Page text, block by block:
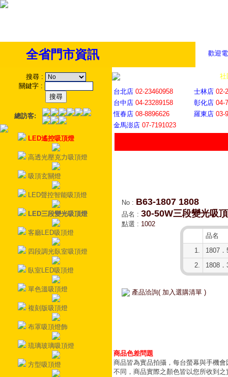
歡迎
全省門市資訊
搜尋 :
關鍵字 :
總訪客:
LED遙控吸頂燈
高透光壓克力吸頂燈
吸頂玄關燈
LED聲控智能吸頂燈
LED三段變光吸頂燈
客廳LED吸頂燈
四段調光臥室吸頂燈
臥室LED吸頂燈
單色溫吸頂燈
複刻版吸頂燈
布罩吸頂燈飾
琉璃玻璃吸頂燈
方型吸頂燈
社
台北店 02-23460958 士林店 02-
台中店 04-23289158 彰化店 04-
恆春店 08-8896626 羅東店 03-
金馬澎店 07-7191023
No : B63-1807 1808
品名 : 30-50W三段變光吸
點選 : 1002
品名
1.
1807．
2.
1808．
產品洽詢( 加入選購清單 )
商品色差問題
商品皆為實品拍攝，每台螢幕與手機
不同，商品實際之顏色皆以您所收到之